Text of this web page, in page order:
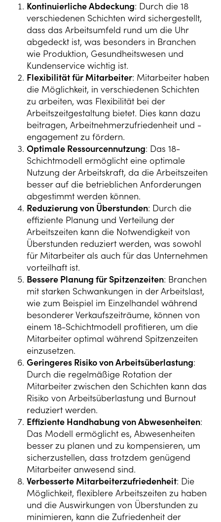
Kontinuierliche Abdeckung: Durch die 18
verschiedenen Schichten wird sichergestellt,
dass das Arbeitsumfeld rund um die Uhr
abgedeckt ist, was besonders in Branchen
wie Produktion, Gesundheitswesen und
Kundenservice wichtig ist.
Flexibilität für Mitarbeiter: Mitarbeiter haben
die Möglichkeit, in verschiedenen Schichten
zu arbeiten, was Flexibilität bei der
Arbeitszeitgestaltung bietet. Dies kann dazu
beitragen, Arbeitnehmerzufriedenheit und -
engagement zu fördern.
Optimale Ressourcennutzung: Das 18-
Schichtmodell ermöglicht eine optimale
Nutzung der Arbeitskraft, da die Arbeitszeiten
besser auf die betrieblichen Anforderungen
abgestimmt werden können.
Reduzierung von Überstunden: Durch die
effiziente Planung und Verteilung der
Arbeitszeiten kann die Notwendigkeit von
Überstunden reduziert werden, was sowohl
für Mitarbeiter als auch für das Unternehmen
vorteilhaft ist.
Bessere Planung für Spitzenzeiten: Branchen
mit starken Schwankungen in der Arbeitslast,
wie zum Beispiel im Einzelhandel während
besonderer Verkaufszeiträume, können von
einem 18-Schichtmodell profitieren, um die
Mitarbeiter optimal während Spitzenzeiten
einzusetzen.
Geringeres Risiko von Arbeitsüberlastung:
Durch die regelmäßige Rotation der
Mitarbeiter zwischen den Schichten kann das
Risiko von Arbeitsüberlastung und Burnout
reduziert werden.
Effiziente Handhabung von Abwesenheiten:
Das Modell ermöglicht es, Abwesenheiten
besser zu planen und zu kompensieren, um
sicherzustellen, dass trotzdem genügend
Mitarbeiter anwesend sind.
Verbesserte Mitarbeiterzufriedenheit: Die
Möglichkeit, flexiblere Arbeitszeiten zu haben
und die Auswirkungen von Überstunden zu
minimieren, kann die Zufriedenheit der